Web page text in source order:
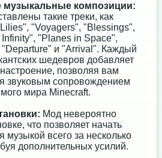
музыкальные композиции:
такие треки, как
"Voyagers", "Blessings",
"Planes in Space",
и "Arrival". Каждый
шедевров добавляет
позволяя вам
звуковым сопровождением
мира Minecraft.
Мод невероятно
что позволяет начать
музыкой всего за несколько
дополнительных усилий.